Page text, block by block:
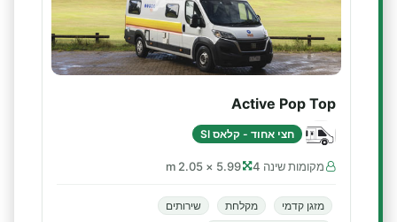
Active Pop Top
חצי אחוד - קלאס SI
מקומות שינה 4 5.99 × 2.05 m
מזגן קדמי מקלחת
שירותים